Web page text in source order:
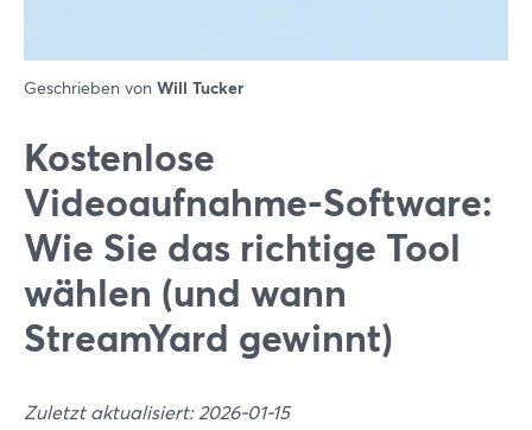
Geschrieben von Will Tucker
Kostenlose
Videoaufnahme-Software:
Wie Sie das richtige Tool
wählen (und wann
StreamYard gewinnt)
Zuletzt aktualisiert: 2026-01-15